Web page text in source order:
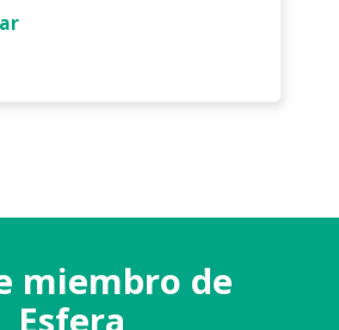
miembro de
Esfera